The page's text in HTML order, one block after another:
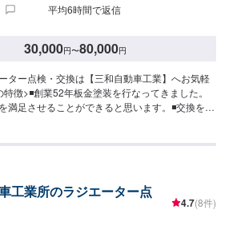
平均6時間で返信
30,000円〜80,000円
ター点検・交換は【三和自動車工業】へお気軽
徴>◾創業52年板金塗装を行なってきました。
満足させることができると思います。◾交換を行
をご提案！>★お安く済ませたい…★お時間があ
-----納期は通常1日～2日程度で納車となりま
場合がございます。予めご了承ください。-----代
ています。お車の作業中は代車をご利用くださ
業所のラジエーター点
4.7(8件)